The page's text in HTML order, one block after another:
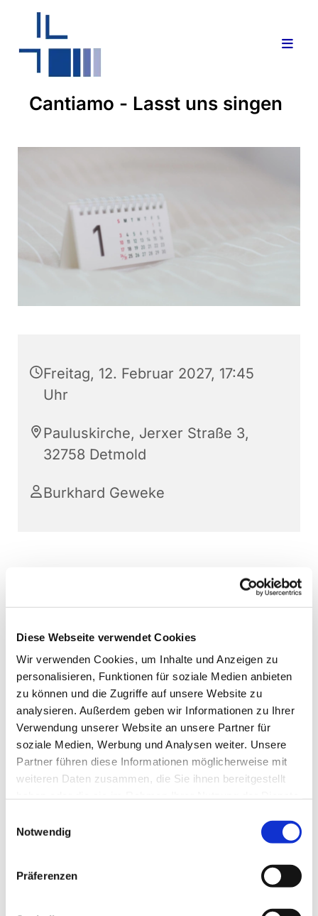
Diese Webseite verwendet Cookies
Wir verwenden Cookies, um Inhalte und Anzeigen zu
personalisieren, Funktionen für soziale Medien anbieten
zu können und die Zugriffe auf unsere Website zu
analysieren. Außerdem geben wir Informationen zu Ihrer
Verwendung unserer Website an unsere Partner für
soziale Medien, Werbung und Analysen weiter. Unsere
Partner führen diese Informationen möglicherweise mit
weiteren Daten zusammen, die Sie ihnen bereitgestellt
Notwendig
Präferenzen
Cantiamo - Lasst uns singen
Freitag, 12. Februar 2027, 17:45
Uhr
Pauluskirche, Jerxer Straße 3,
32758 Detmold
Burkhard Geweke